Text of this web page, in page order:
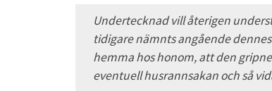
Undertecknad vill återigen
tidigare nämnts angående
hemma hos honom, att den
eventuell husrannsakan och så